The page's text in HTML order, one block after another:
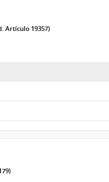
Artículo 19357)